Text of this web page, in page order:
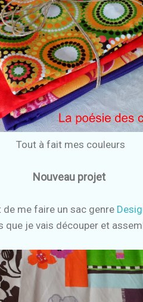
Tout à fait mes couleurs
Nouveau projet
me faire un sac genre
que je vais découper et